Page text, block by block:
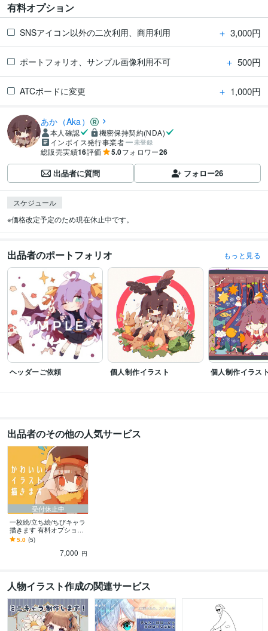
有料オプション
SNSアイコン以外の二次利用、商用利用 ＋ 3,000円
ポートフォリオ、サンプル画像利用不可 ＋ 500円
ATCボードに変更 ＋ 1,000円
あか（Aka）
本人確認
機密保持契約(NDA)
インボイス発行事業者
未登録
総販売実績16評価 5.0フォロワー26
出品者に質問 フォロー26
スケジュール
※価格改定予定のため現在休止中です。
出品者のポートフォリオ もっと見る
ヘッダーご依頼 個人制作イラスト 個人制作イラス
出品者のその他の人気サービス
受付休止中
一枚絵/立ち絵/ちびキャラ
描きます 有料オプション
でグッズ、挿絵、表紙イ
ラストでのご利用も！
5.0 (5)
7,000 円
人物イラスト作成の関連サービス